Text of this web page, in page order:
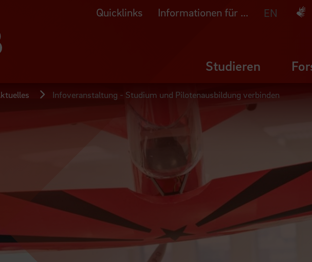
Quicklinks Informationen für ... EN
Studieren
Infoveranstaltung - Studium und Pilotenausbildung verbinden